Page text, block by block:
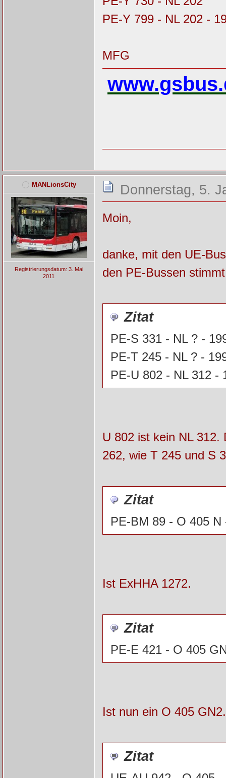
PE-Y 799 - NL 202 -
MFG
MANLionsCity
Registrierungsdatum: 3. Mai
2011
Donnerstag, 5.
Moin,
danke, mit den UE-
den PE-Bussen
Zitat
PE-S 331 - NL ? -
PE-T 245 - NL ? -
PE-U 802 - NL 312 -
U 802 ist kein NL 312.
262, wie T 245 und S
Zitat
PE-BM 89 - O 405
Ist ExHHA 1272.
Zitat
PE-E 421 - O 405
Ist nun ein O 405
Zitat